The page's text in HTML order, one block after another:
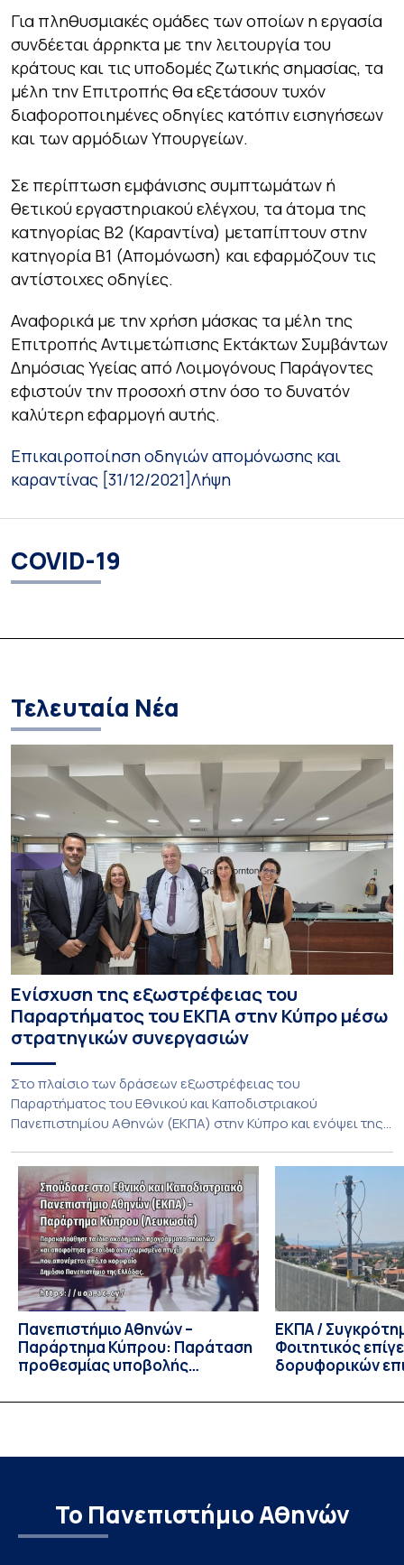
Για πληθυσμιακές ομάδες των οποίων η εργασία
συνδέεται άρρηκτα με την λειτουργία του
κράτους και τις υποδομές ζωτικής σημασίας, τα
μέλη την Επιτροπής θα εξετάσουν τυχόν
διαφοροποιημένες οδηγίες κατόπιν εισηγήσεων
και των αρμόδιων Υπουργείων.
Σε περίπτωση εμφάνισης συμπτωμάτων ή
θετικού εργαστηριακού ελέγχου, τα άτομα της
κατηγορίας Β2 (Καραντίνα) μεταπίπτουν στην
κατηγορία Β1 (Απομόνωση) και εφαρμόζουν τις
αντίστοιχες οδηγίες.
Αναφορικά με την χρήση μάσκας τα μέλη της
Επιτροπής Αντιμετώπισης Εκτάκτων Συμβάντων
Δημόσιας Υγείας από Λοιμογόνους Παράγοντες
εφιστούν την προσοχή στην όσο το δυνατόν
καλύτερη εφαρμογή αυτής.
Επικαιροποίηση οδηγιών απομόνωσης και
καραντίνας [31/12/2021]Λήψη
COVID-19
Τελευταία Νέα
Ενίσχυση της εξωστρέφειας του
Παραρτήματος του ΕΚΠΑ στην Κύπρο μέσω
στρατηγικών συνεργασιών
Στο πλαίσιο των δράσεων εξωστρέφειας του
Παραρτήματος του Εθνικού και Καποδιστριακού
Πανεπιστημίου Αθηνών (ΕΚΠΑ) στην Κύπρο και ενόψει της
Τμήματος Οικονομικών Επιστημών και του Τμήματος
Διοίκησης Επιχειρήσεων και Οργανισμών τον Σεπτέμβριο
του 2026, ο Κοσμήτορας της Σχολής Οικονομικών και
Πολιτικών Επιστημών, Καθηγητής Νικόλαος Ηρειώτης, και ο
Πρόεδρος του Τμήματος […]
Πανεπιστήμιο Αθηνών –
Παράρτημα Κύπρου: Παράταση
προθεσμίας υποβολής
υποψηφίων
ΕΚΠΑ /
Φοιτητικός
δορυφορικών
Το Πανεπιστήμιο Αθηνών